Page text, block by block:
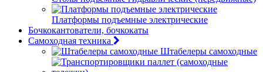
Платформы подъемные электрические
Бочкокантователи, бочкокаты
Самоходная техника
Штабелеры самоходные